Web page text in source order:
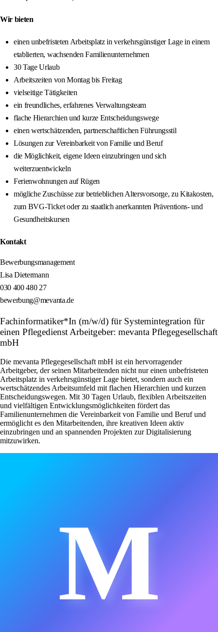
Wir bieten
einen unbefristeten Arbeitsplatz in verkehrsgünstiger Lage in einem
etablierten, wachsenden Familienunternehmen
30 Tage Urlaub
Arbeitszeiten von Montag bis Freitag
vielseitige Tätigkeiten
ein freundliches, erfahrenes Verwaltungsteam
flache Hierarchien und kurze Entscheidungswege
einen wertschätzenden, partnerschaftlichen Führungsstil
Lösungen zur Vereinbarkeit von Familie und Beruf
die Möglichkeit, eigene Ideen einzubringen und sich
weiterzuentwickeln
Ferienwohnungen auf Rügen
mögliche Zuschüsse zur betrieblichen Altersvorsorge, zu Kitakosten,
zum BVG-Ticket oder zu staatlich anerkannten Präventions- und
Gesundheitskursen
Kontakt
Bewerbungsmanagement
Lisa Dietermann
030 400 480 27
bewerbung@mevanta.de
Fachinformatiker*In (m/w/d) für Systemintegration für
einen Pflegedienst Arbeitgeber: mevanta Pflegegesellschaft
mbH
Die mevanta Pflegegesellschaft mbH ist ein hervorragender
Arbeitgeber, der seinen Mitarbeitenden nicht nur einen unbefristeten
Arbeitsplatz in verkehrsgünstiger Lage bietet, sondern auch ein
wertschätzendes Arbeitsumfeld mit flachen Hierarchien und kurzen
Entscheidungswegen. Mit 30 Tagen Urlaub, flexiblen Arbeitszeiten
und vielfältigen Entwicklungsmöglichkeiten fördert das
Familienunternehmen die Vereinbarkeit von Familie und Beruf und
ermöglicht es den Mitarbeitenden, ihre kreativen Ideen aktiv
einzubringen und an spannenden Projekten zur Digitalisierung
mitzuwirken.
M